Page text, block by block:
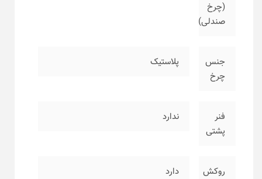
(چرخ
صندلی)
جنس
چرخ
پلاستیک
فنر
پشتی
ندارد
روکش
دارد